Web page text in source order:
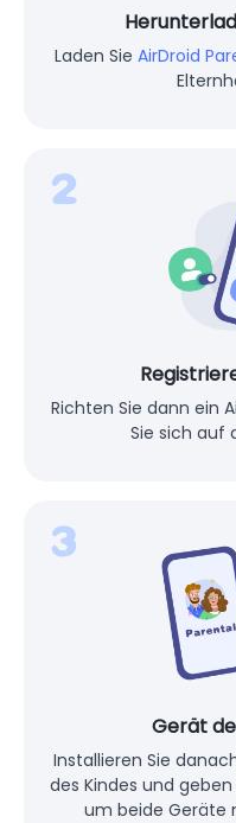
Laden Sie AirDroid
Richten Sie dann ein
Sie sich auf
Gerät
Installieren Sie
des Kindes und
um beide Geräte